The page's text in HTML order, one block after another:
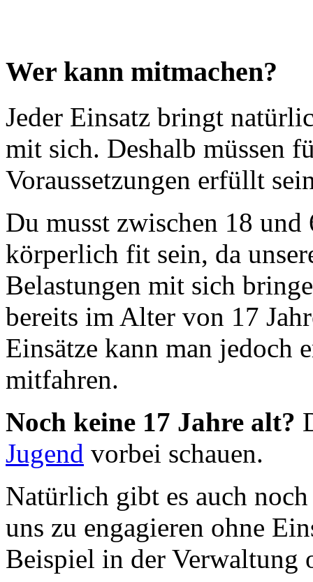
Wer kann mitmachen?
Jeder Einsatz bringt
mit sich. Deshalb müssen
Voraussetzungen erfüllt
Du musst zwischen 18
körperlich fit sein, da
Belastungen mit sich
bereits im Alter von 17
Einsätze kann man jedoch
mitfahren.
Noch keine 17 Jahre alt?
Jugend vorbei schauen.
Natürlich gibt es auch
uns zu engagieren ohne
Beispiel in der Verwaltung